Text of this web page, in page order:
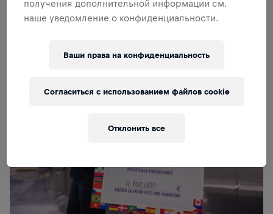
– Анита Герхардтер
получения дополнительной информации см.
наше уведомление о конфиденциальности.
Ваши права на конфиденциальность
Отклонить все
Согласиться с использованием файлов cookie